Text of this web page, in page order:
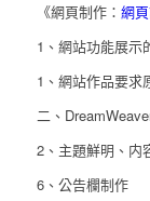
《網頁制作： 網
1、網站功能展示
1、網站作品要求
二、
2、主題鮮明、内
6、公告欄制作